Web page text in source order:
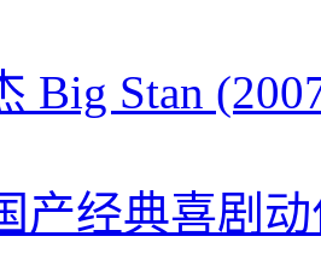
Big Stan
产经典喜剧